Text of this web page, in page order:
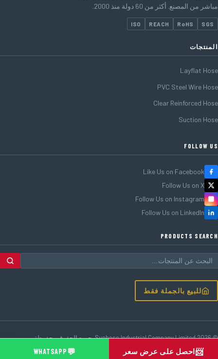
📨احصل على عرض سعر 💬
WHATSAPP
مباشر من المصنع. أكثر من 60 دولة منذ 2000.
SGS
RoHS
REACH
ISO
المنتجات
Layflat Hose
PVC Steel Wire Hose
Clear Reinforced Hose
Suction Hose
FOLLOW US
Like Us on Facebook
Follow Us on X
Follow Us on Instagram
Follow Us on LinkedIn
PRODUCTS SEARCH
للبيع بالجملة فقط
© 2026 Sunhose Industrial Company Limited. جميع الحقوق محفوظة.
الحد الأدنى للطلب 1,000 م · OEM متاح · مباشرة من المصنع